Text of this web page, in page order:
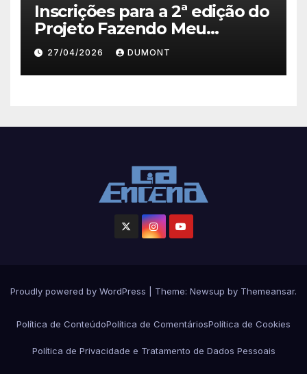
Inscrições para a 2ª edição do
Projeto Fazendo Meu
Primeiro Filme em Nova
Iguaçu
27/04/2026 DUMONT
Proudly powered by WordPress Theme: Newsup by Themeansar.
Política de ConteúdoPolítica de ComentáriosPolítica de Cookies
Política de Privacidade e Tratamento de Dados Pessoais